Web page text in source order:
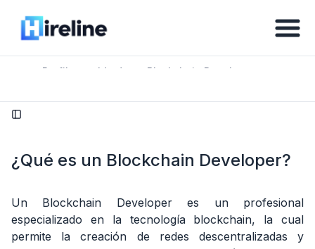
Perfil y sueldo de un Blockchain Developer en
de
contenidos
¿Qué
es
un
¿Qué es un Blockchain Developer?
Un Blockchain Developer es un profesional
especializado en la tecnología blockchain, la cual
permite la creación de redes descentralizadas y